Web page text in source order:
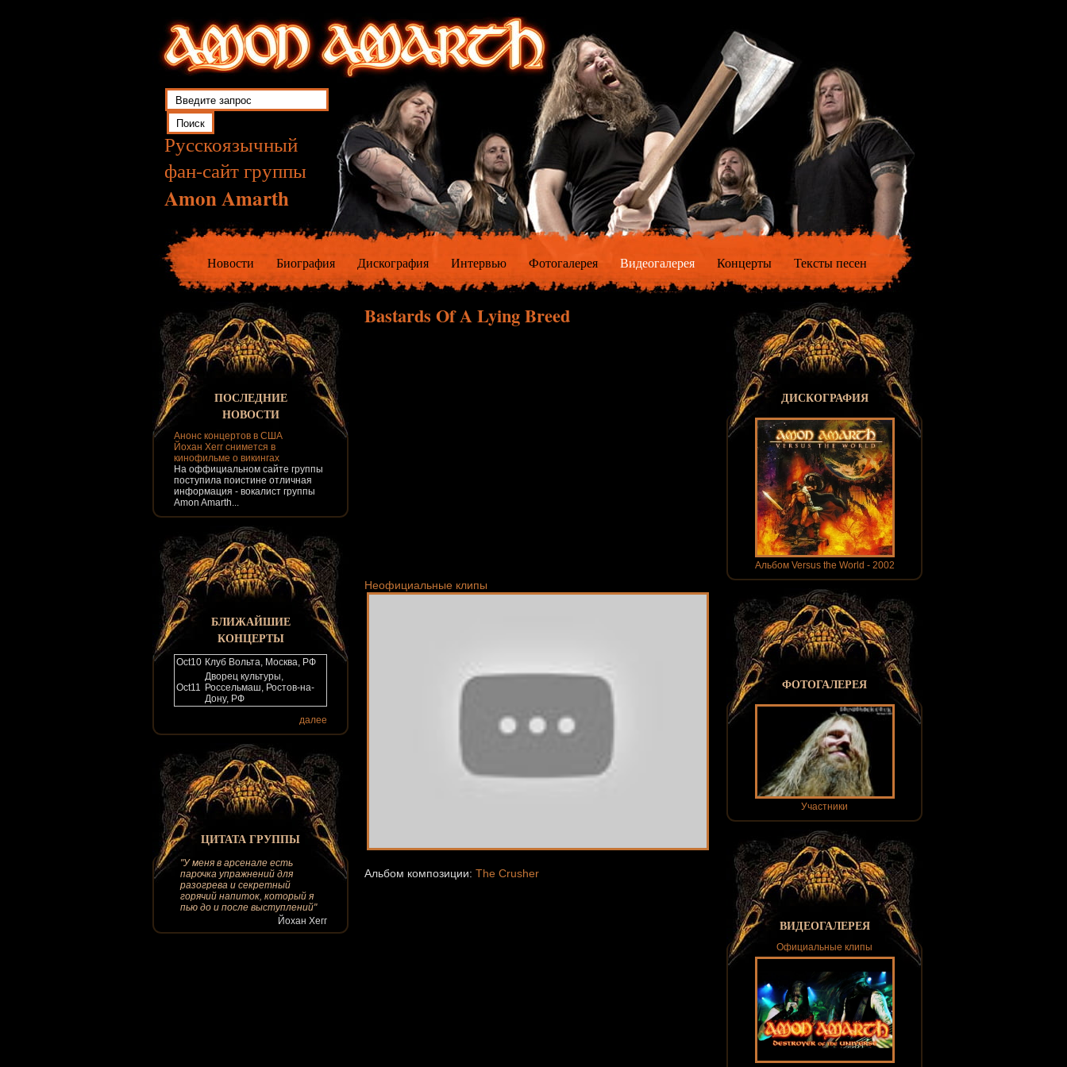
Русскоязычный
фан-сайт группы
Amon Amarth
Новости Биография Дискография Интервью Фотогалерея Видеогалерея Концерты Тексты песен
ПОСЛЕДНИЕ
НОВОСТИ
Анонс концертов в США
Йохан Хегг снимется в
кинофильме о викингах
На оффициальном сайте группы
поступила поистине отличная
информация - вокалист группы
Amon Amarth...
БЛИЖАЙШИЕ
КОНЦЕРТЫ
Oct10 Клуб Вольта, Москва, РФ
Oct11
Дворец культуры,
Россельмаш, Ростов-на-
Дону, РФ
далее
ЦИТАТА ГРУППЫ
"У меня в арсенале есть
парочка упражнений для
разогрева и секретный
горячий напиток, который я
пью до и после выступлений"
Йохан Хегг
Bastards Of A Lying Breed
Неофициальные клипы
Альбом композиции: The Crusher
ДИСКОГРАФИЯ
Альбом Versus the World - 2002
ФОТОГАЛЕРЕЯ
Участники
ВИДЕОГАЛЕРЕЯ
Официальные клипы